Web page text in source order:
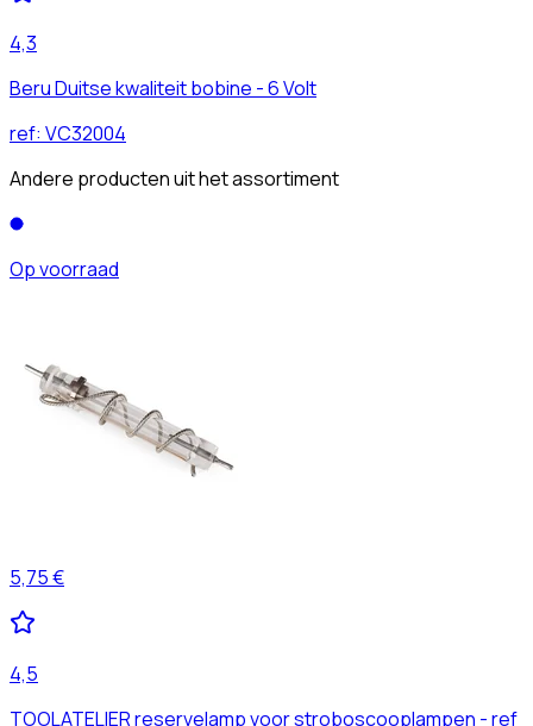
4,3
Beru Duitse kwaliteit bobine - 6 Volt
ref: VC32004
Andere producten uit het assortiment
Op voorraad
5,75 €
4,5
TOOLATELIER reservelamp voor stroboscooplampen - ref